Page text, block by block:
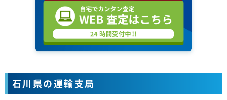
石川県の運輸支局